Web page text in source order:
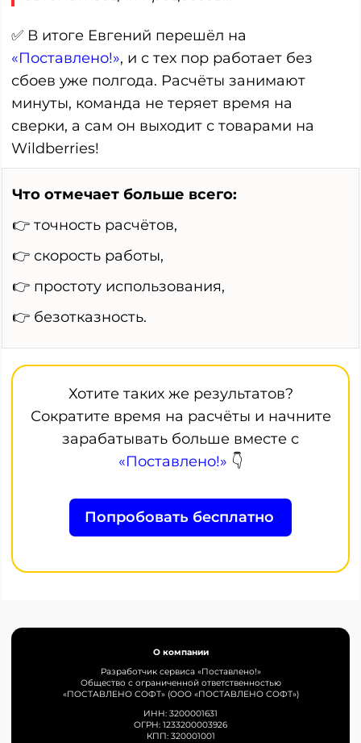
✅ В итоге Евгений перешёл на
«Поставлено!», и с тех пор работает без
сбоев уже полгода. Расчёты занимают
минуты, команда не теряет время на
сверки, а сам он выходит с товарами на
Wildberries!
Что отмечает больше всего:
👉 точность расчётов,
👉 скорость работы,
👉 простоту использования,
👉 безотказность.
Хотите таких же результатов?
Сократите время на расчёты и начните
зарабатывать больше вместе с
«Поставлено!» 👇
Попробовать бесплатно
О компании
Разработчик сервиса «Поставлено!»
Общество с ограниченной ответственностью
«ПОСТАВЛЕНО СОФТ» (ООО «ПОСТАВЛЕНО СОФТ»)
ИНН: 3200001631
ОГРН: 1233200003926
КПП: 320001001